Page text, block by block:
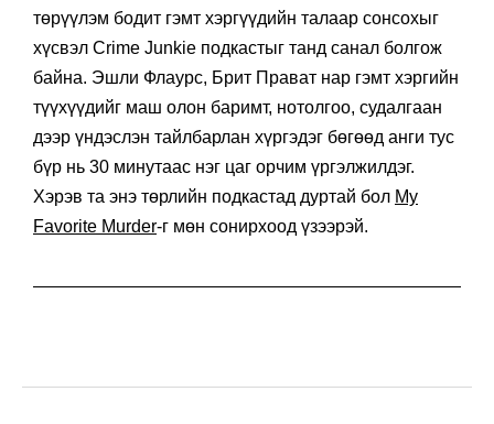
төрүүлэм бодит гэмт хэргүүдийн талаар сонсохыг
хүсвэл Crime Junkie подкастыг танд санал болгож
байна. Эшли Флаурс, Брит Прават нар гэмт хэргийн
түүхүүдийг маш олон баримт, нотолгоо, судалгаан
дээр үндэслэн тайлбарлан хүргэдэг бөгөөд анги тус
бүр нь 30 минутаас нэг цаг орчим үргэлжилдэг.
Хэрэв та энэ төрлийн подкастад дуртай бол My
Favorite Murder-г мөн сонирхоод үзээрэй.